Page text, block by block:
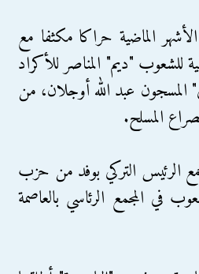
الماضية حراكا مكثفا مع
للشعوب "ديم" المناصر للأكراد
المسجون عبد الله أوجلان، من
المسلح.
الرئيس التركي بوفد من حزب
في المجمع الرئاسي بالعاصمة